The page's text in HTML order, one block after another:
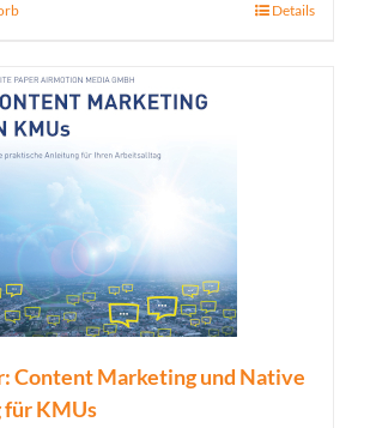
Details
Content Marketing und Native
KMUs